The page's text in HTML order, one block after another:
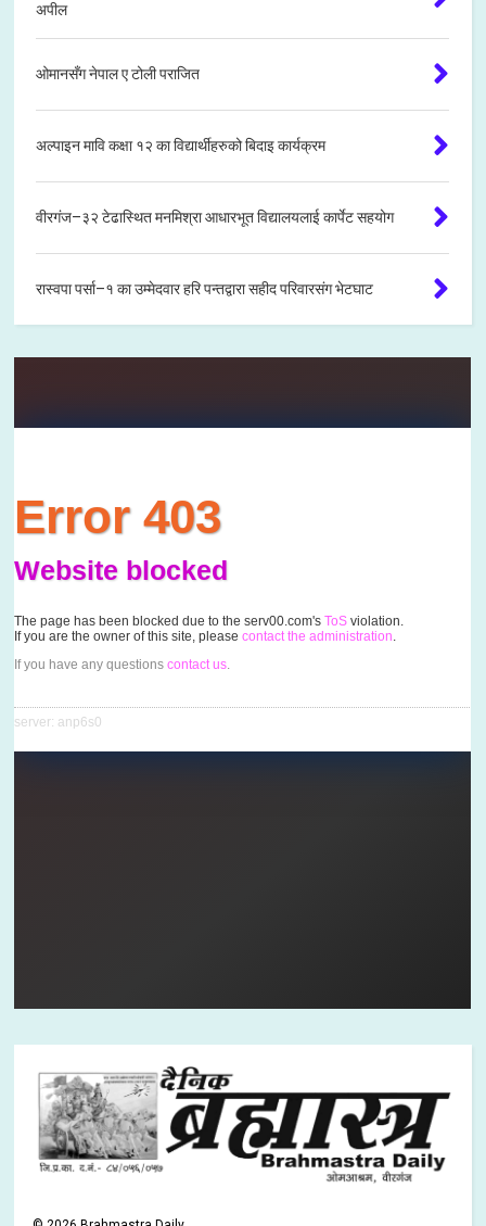
अपील
ओमानसँग नेपाल ए टोली पराजित
अल्पाइन मावि कक्षा १२ का विद्यार्थीहरुको बिदाइ कार्यक्रम
वीरगंज–३२ टेढास्थित मनमिश्रा आधारभूत विद्यालयलाई कार्पेट सहयोग
रास्वपा पर्सा–१ का उम्मेदवार हरि पन्तद्वारा सहीद परिवारसंग भेटघाट